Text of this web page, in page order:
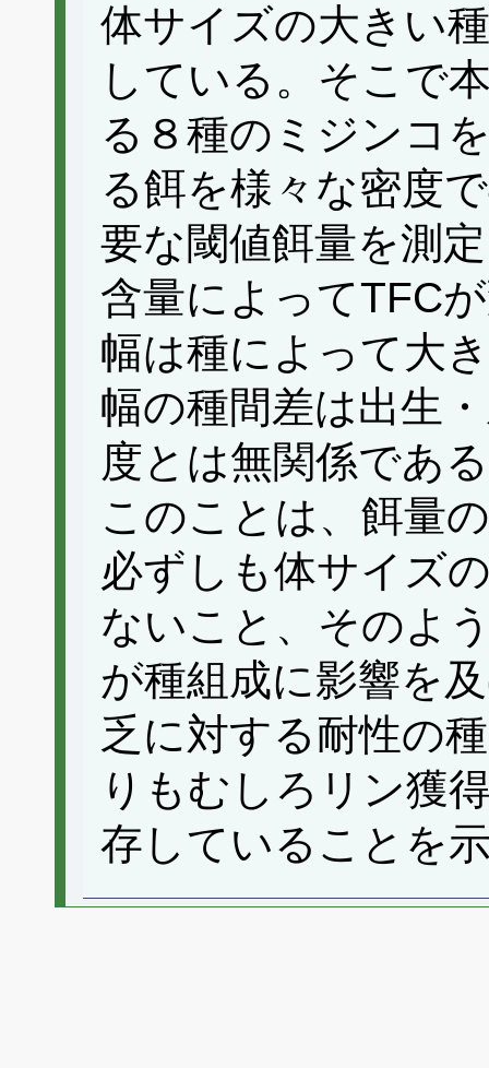
体サイズの大きい
している。そこで
る８種のミジンコ
る餌を様々な密度
要な閾値餌量を測
含量によってTFC
幅は種によって大
幅の種間差は出生
度とは無関係であ
このことは、餌量
必ずしも体サイズ
ないこと、そのよ
が種組成に影響を
乏に対する耐性の
りもむしろリン獲
存していることを